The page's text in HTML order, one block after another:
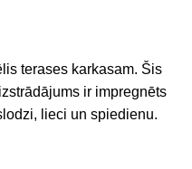
terases karkasam. Šis
ir impregnēts
lieci un spiedienu.